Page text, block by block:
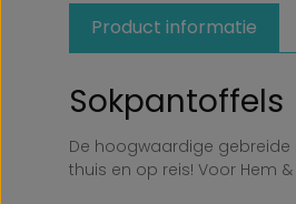
Product informatie
Sokpantoffels
De hoogwaardige gebreide
thuis en op reis! Voor Hem &